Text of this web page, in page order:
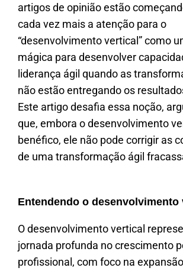
artigos de opinião estão
cada vez mais a atenção para o
“desenvolvimento vertical” como
mágica para desenvolver
liderança ágil quando as
não estão entregando os
Este artigo desafia essa noção,
que, embora o desenvolvimento
benéfico, ele não pode corrigir as
de uma transformação ágil
Entendendo o desenvolvimento
O desenvolvimento vertical
jornada profunda no crescimento
profissional, com foco na